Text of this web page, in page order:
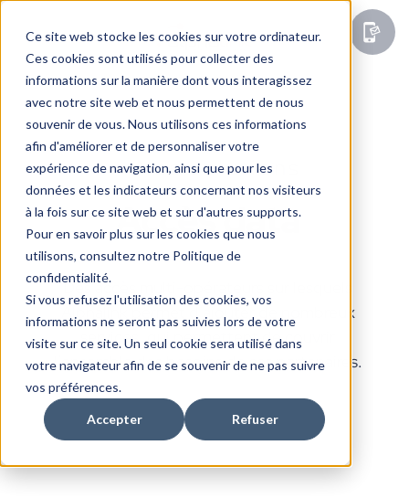
Ce site web stocke les cookies sur votre ordinateur.
Ces cookies sont utilisés pour collecter des
informations sur la manière dont vous interagissez
avec notre site web et nous permettent de nous
souvenir de vous. Nous utilisons ces informations
afin d'améliorer et de personnaliser votre
expérience de navigation, ainsi que pour les
données et les indicateurs concernant nos visiteurs
à la fois sur ce site web et sur d'autres supports.
Pour en savoir plus sur les cookies que nous
utilisons, consultez notre Politique de
confidentialité.
Si vous refusez l'utilisation des cookies, vos
informations ne seront pas suivies lors de votre
visite sur ce site. Un seul cookie sera utilisé dans
votre navigateur afin de se souvenir de ne pas suivre
vos préférences.
Accepter Refuser
Nos solutions
Accès data
Des accès multi-opérateurs sur lesquels
Alphalink permet d’ajouter de nombreux
services, qui permettent de couvrir
l’ensemble des besoins de ses partenaires.